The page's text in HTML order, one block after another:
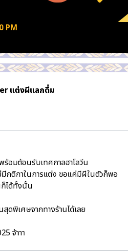
PM
แต่งผีแลกดื่ม
อมต้อนรับเทศกาลฮาโลวีน
กติกาในการแต่ง ขอแค่มีผีในตัวก็พอ
ก็ได้ทั้งนั้น
ดพิเศษจากทางร้านได้เลย
จ้าาา